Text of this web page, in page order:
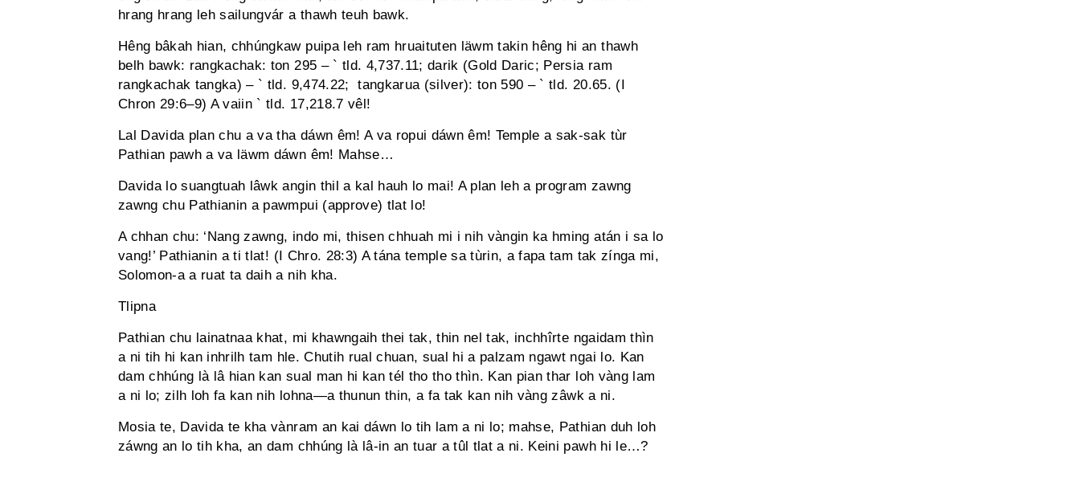
hrang hrang leh sailungvár a thawh teuh bawk.
Hêng bâkah hian, chhúngkaw puipa leh ram hruaituten läwm takin hêng hi an thawh
belh bawk: rangkachak: ton 295 – ` tld. 4,737.11; darik (Gold Daric; Persia ram
rangkachak tangka) – ` tld. 9,474.22; tangkarua (silver): ton 590 – ` tld. 20.65. (I
Chron 29:6–9) A vaiin ` tld. 17,218.7 vêl!
Lal Davida plan chu a va tha dáwn êm! A va ropui dáwn êm! Temple a sak-sak tùr
Pathian pawh a va läwm dáwn êm! Mahse…
Davida lo suangtuah lâwk angin thil a kal hauh lo mai! A plan leh a program zawng
zawng chu Pathianin a pawmpui (approve) tlat lo!
A chhan chu: ‘Nang zawng, indo mi, thisen chhuah mi i nih vàngin ka hming atán i sa lo
vang!’ Pathianin a ti tlat! (I Chro. 28:3) A tána temple sa tùrin, a fapa tam tak zínga mi,
Solomon-a a ruat ta daih a nih kha.
Tlipna
Pathian chu lainatnaa khat, mi khawngaih thei tak, thin nel tak, inchhîrte ngaidam thìn
a ni tih hi kan inhrilh tam hle. Chutih rual chuan, sual hi a palzam ngawt ngai lo. Kan
dam chhúng là lâ hian kan sual man hi kan tél tho tho thìn. Kan pian thar loh vàng lam
a ni lo; zilh loh fa kan nih lohna—a thunun thin, a fa tak kan nih vàng zâwk a ni.
Mosia te, Davida te kha vànram an kai dáwn lo tih lam a ni lo; mahse, Pathian duh loh
záwng an lo tih kha, an dam chhúng là lâ-in an tuar a tûl tlat a ni. Keini pawh hi le…?